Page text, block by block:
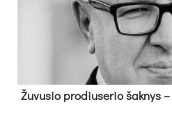
Žu­vu­sio pro­diu­se­rio šak­nys